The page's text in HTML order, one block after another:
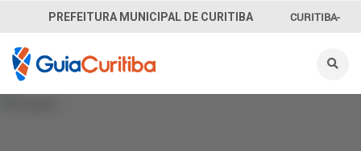
PREFEITURA MUNICIPAL DE CURITIBA CURITIBA-